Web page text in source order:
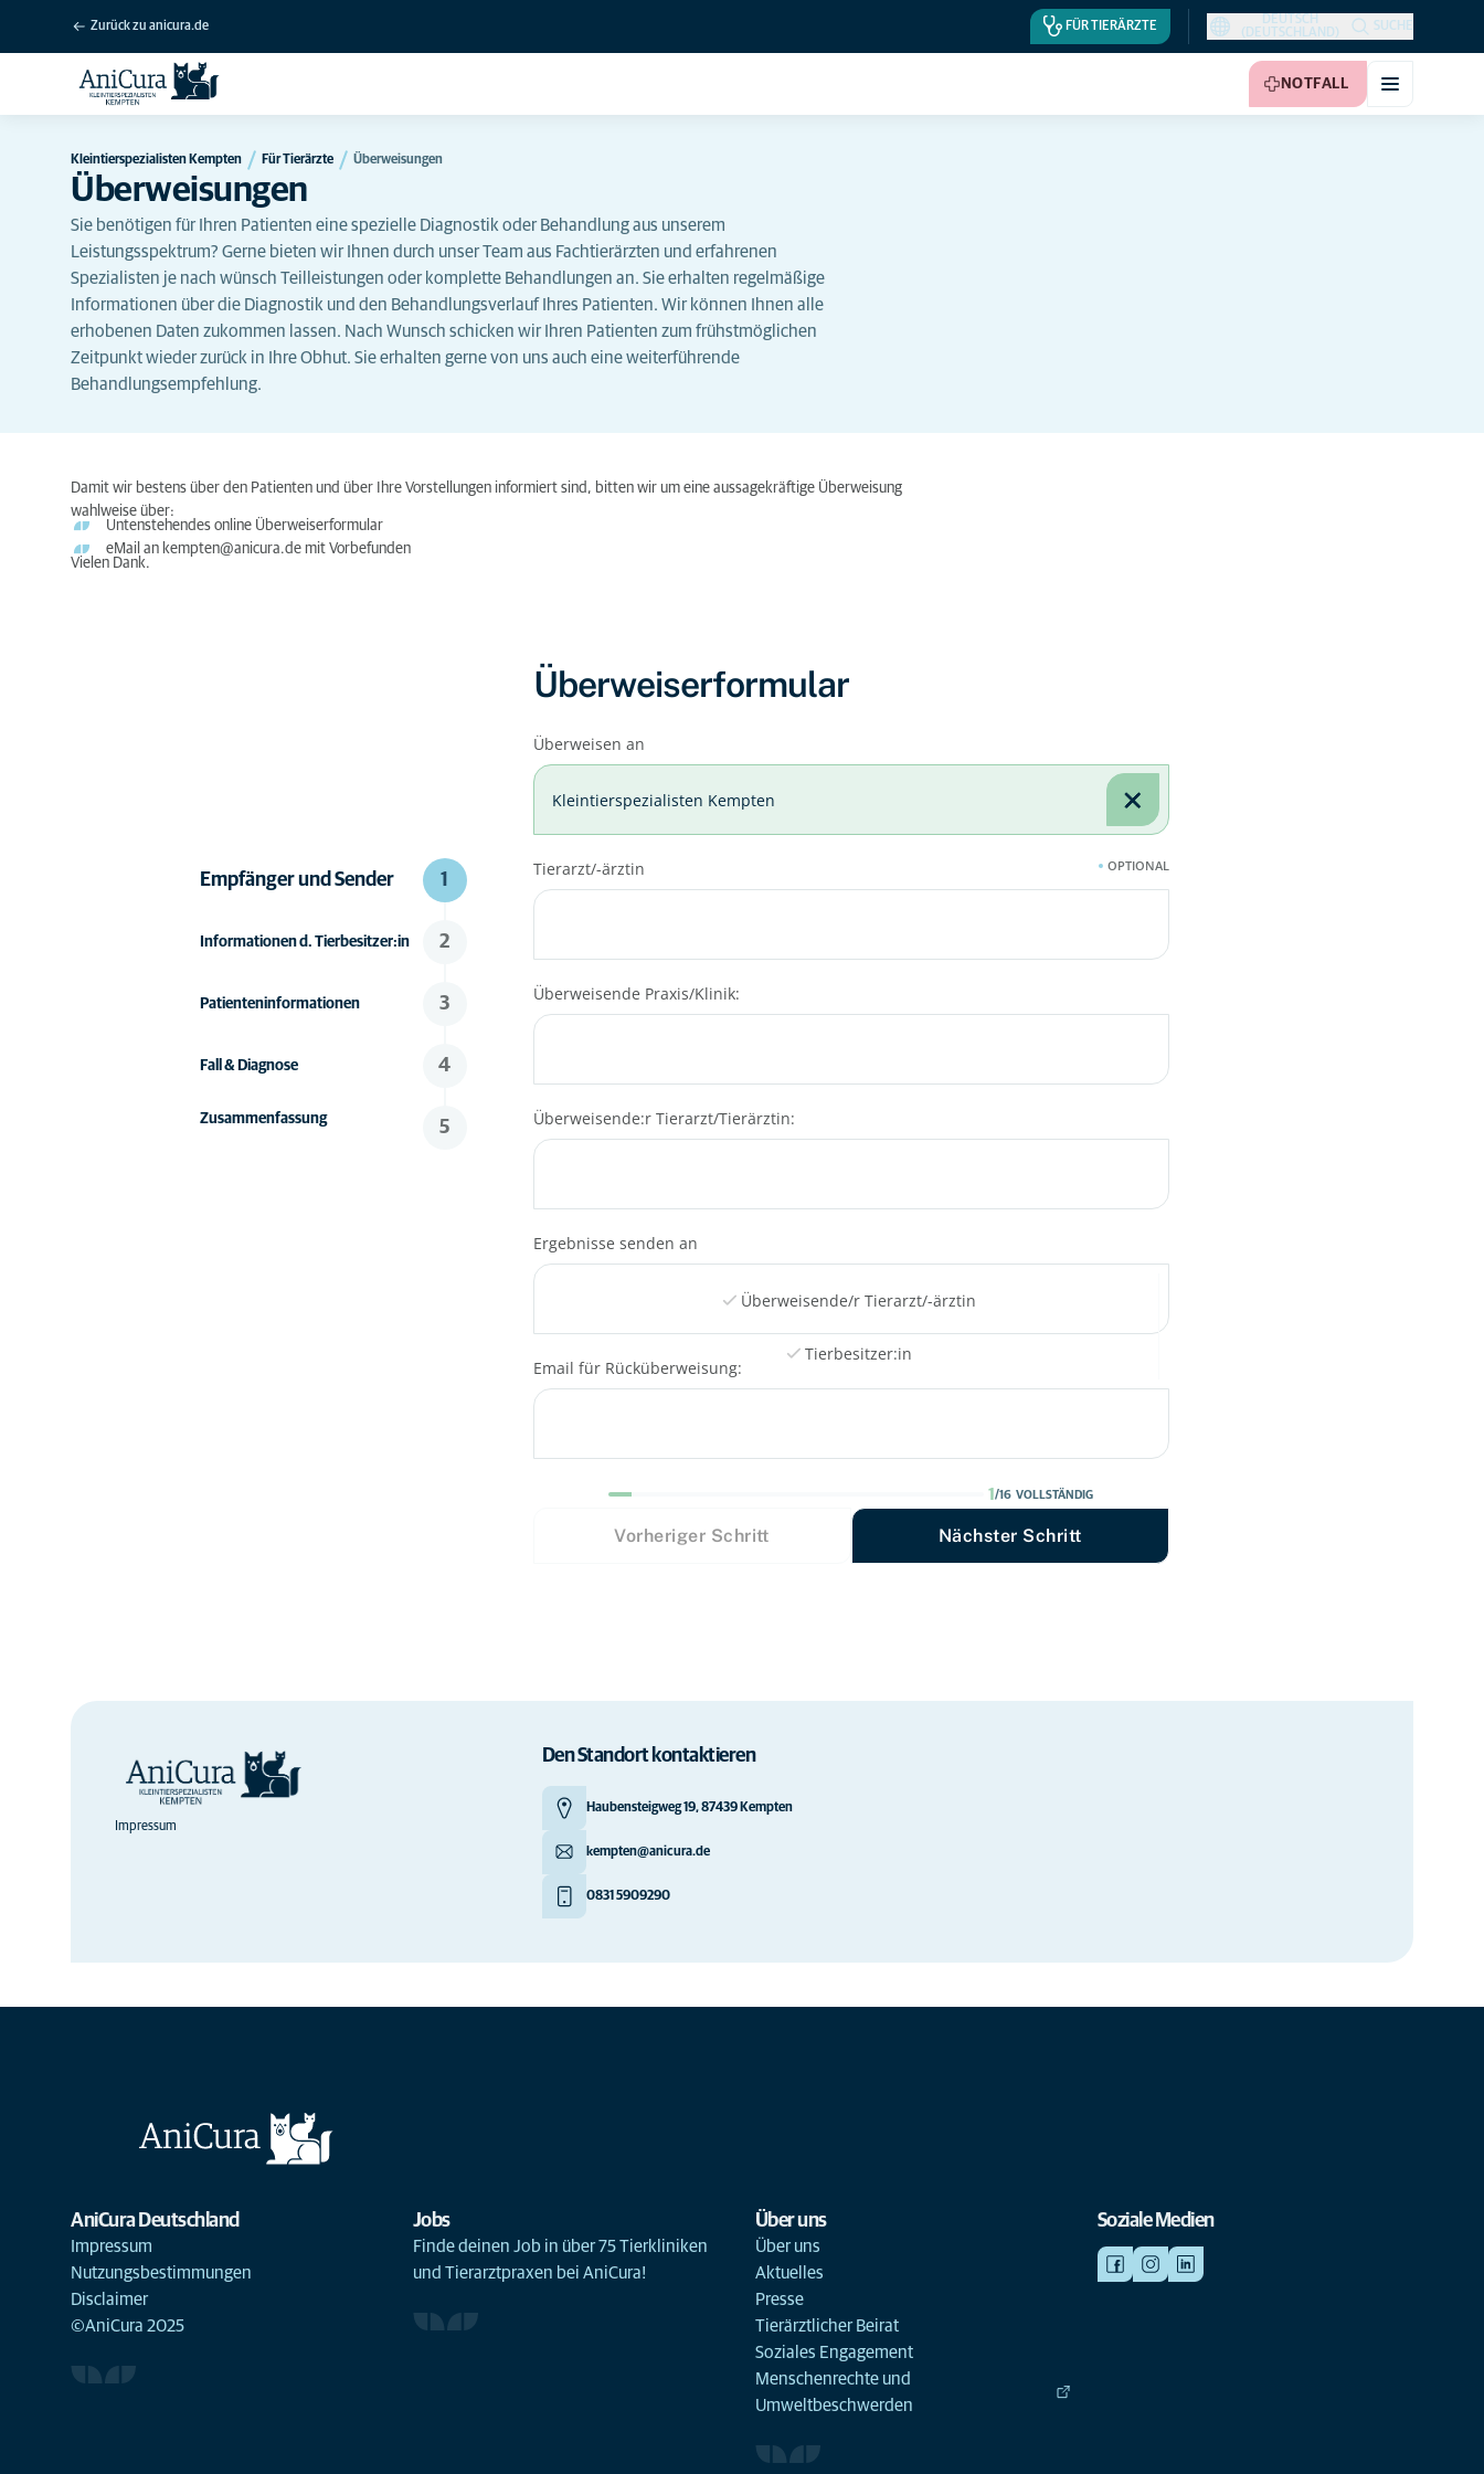
Zurück zu anicura.de FÜR TIERÄRZTE
DEUTSCH
(DEUTSCHLAND)
SUCHE
NOTFALL
Kleintierspezialisten Kempten Für Tierärzte Überweisungen
Überweisungen
Sie benötigen für Ihren Patienten eine spezielle Diagnostik oder Behandlung aus unserem
Leistungsspektrum? Gerne bieten wir Ihnen durch unser Team aus Fachtierärzten und erfahrenen
Spezialisten je nach wünsch Teilleistungen oder komplette Behandlungen an. Sie erhalten regelmäßige
Informationen über die Diagnostik und den Behandlungsverlauf Ihres Patienten. Wir können Ihnen alle
erhobenen Daten zukommen lassen. Nach Wunsch schicken wir Ihren Patienten zum frühstmöglichen
Zeitpunkt wieder zurück in Ihre Obhut. Sie erhalten gerne von uns auch eine weiterführende
Behandlungsempfehlung.
Damit wir bestens über den Patienten und über Ihre Vorstellungen informiert sind, bitten wir um eine aussagekräftige Überweisung
wahlweise über:
Untenstehendes online Überweiserformular
eMail an kempten@anicura.de mit Vorbefunden
Vielen Dank.
Überweiserformular
Empfänger und Sender 1
Informationen d. Tierbesitzer:in 2
Patienteninformationen 3
Fall & Diagnose 4
Zusammenfassung 5
Überweisen an
Kleintierspezialisten Kempten
Tierarzt/-ärztin OPTIONAL
Überweisende Praxis/Klinik:
Überweisende:r Tierarzt/Tierärztin:
Ergebnisse senden an
Überweisende/r Tierarzt/-ärztin
Tierbesitzer:in
Email für Rücküberweisung:
1/16 VOLLSTÄNDIG
Vorheriger Schritt Nächster Schritt
Impressum
Den Standort kontaktieren
Haubensteigweg 19, 87439 Kempten
kempten@anicura.de
0831 5909290
AniCura Deutschland
Impressum
Nutzungsbestimmungen
Disclaimer
©AniCura 2025
Jobs
Finde deinen Job in über 75 Tierkliniken
und Tierarztpraxen bei AniCura!
Über uns
Über uns
Aktuelles
Presse
Tierärztlicher Beirat
Soziales Engagement
Menschenrechte und
Umweltbeschwerden
Soziale Medien